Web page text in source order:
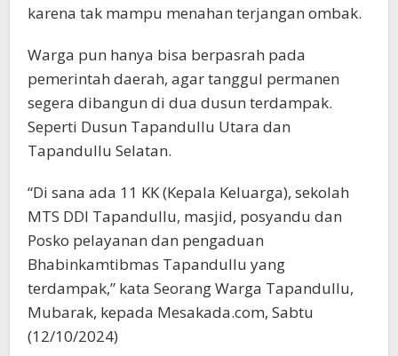
karena tak mampu menahan terjangan ombak.
Warga pun hanya bisa berpasrah pada
pemerintah daerah, agar tanggul permanen
segera dibangun di dua dusun terdampak.
Seperti Dusun Tapandullu Utara dan
Tapandullu Selatan.
“Di sana ada 11 KK (Kepala Keluarga), sekolah
MTS DDI Tapandullu, masjid, posyandu dan
Posko pelayanan dan pengaduan
Bhabinkamtibmas Tapandullu yang
terdampak,” kata Seorang Warga Tapandullu,
Mubarak, kepada Mesakada.com, Sabtu
(12/10/2024)